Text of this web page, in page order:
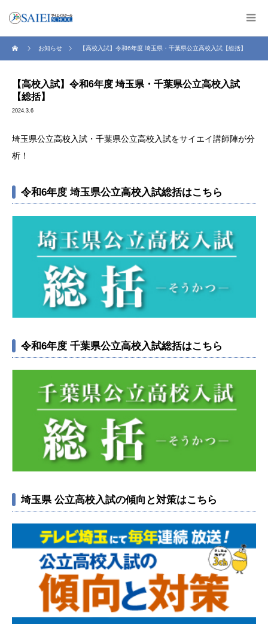
お知らせ 【高校入試】令和6年度 埼玉県・千葉県公立高校入試【総括】
【高校入試】令和6年度 埼玉県・千葉県公立高校入試
【総括】
2024.3.6
埼玉県公立高校入試・千葉県公立高校入試をサイエイ講師陣が分
析！
令和6年度 埼玉県公立高校入試総括はこちら
令和6年度 千葉県公立高校入試総括はこちら
埼玉県 公立高校入試の傾向と対策はこちら